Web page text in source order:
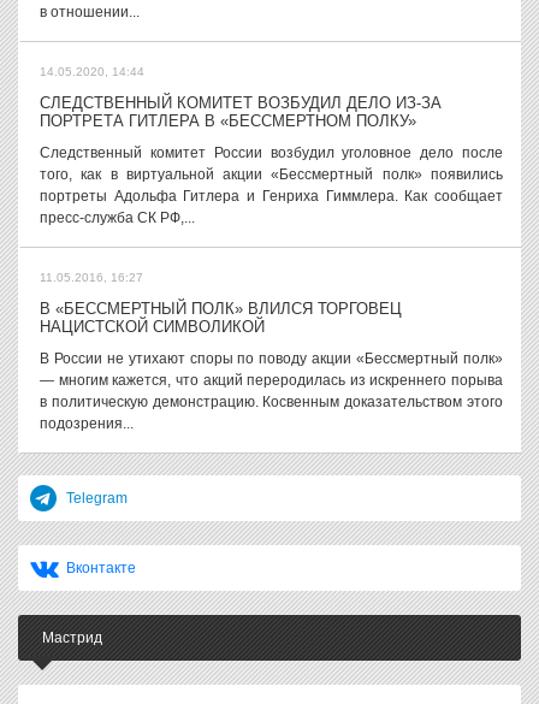
в отношении...
14.05.2020, 14:44
СЛЕДСТВЕННЫЙ КОМИТЕТ ВОЗБУДИЛ ДЕЛО ИЗ-ЗА
ПОРТРЕТА ГИТЛЕРА В «БЕССМЕРТНОМ ПОЛКУ»
Следственный комитет России возбудил уголовное дело после
того, как в виртуальной акции «Бессмертный полк» появились
портреты Адольфа Гитлера и Генриха Гиммлера. Как сообщает
пресс-служба СК РФ,...
11.05.2016, 16:27
В «БЕССМЕРТНЫЙ ПОЛК» ВЛИЛСЯ ТОРГОВЕЦ
НАЦИСТСКОЙ СИМВОЛИКОЙ
В России не утихают споры по поводу акции «Бессмертный полк»
— многим кажется, что акций переродилась из искреннего порыва
в политическую демонстрацию. Косвенным доказательством этого
подозрения...
Telegram
Вконтакте
Мастрид